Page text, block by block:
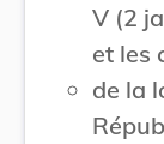
V (2
et les
de la